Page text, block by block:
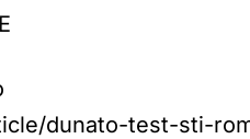
dunato-test-sti-